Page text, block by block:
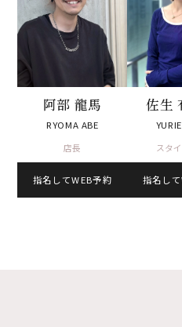
阿部 龍馬
RYOMA ABE
店長
指名してWEB予約
佐生
スタ
指名し